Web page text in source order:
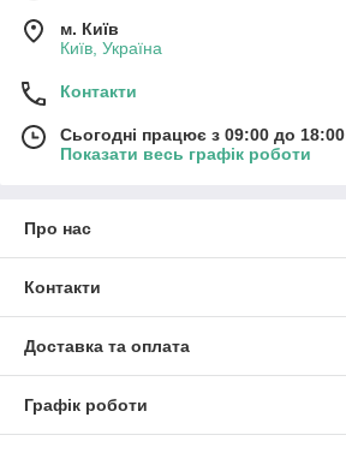
м. Київ
Київ, Україна
Контакти
Сьогодні працює з 09:00 до 18:00
Показати весь графік роботи
Про нас
Контакти
Доставка та оплата
Графік роботи